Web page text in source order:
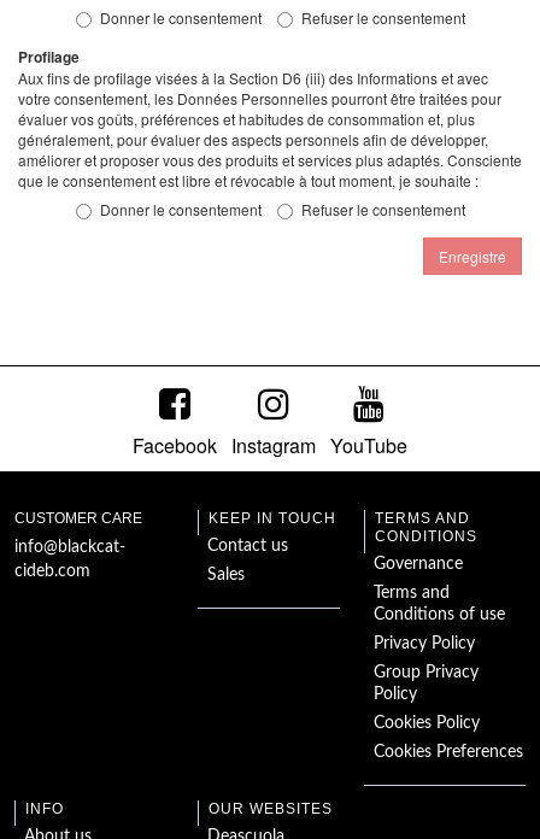
Donner le consentement
Refuser le consentement
Profilage
Aux fins de profilage visées à la Section D6 (iii) des Informations et avec
votre consentement, les Données Personnelles pourront être traitées pour
évaluer vos goûts, préférences et habitudes de consommation et, plus
généralement, pour évaluer des aspects personnels afin de développer,
améliorer et proposer vous des produits et services plus adaptés. Consciente
que le consentement est libre et révocable à tout moment, je souhaite :
Donner le consentement
Refuser le consentement
Enregistré
Facebook Instagram YouTube